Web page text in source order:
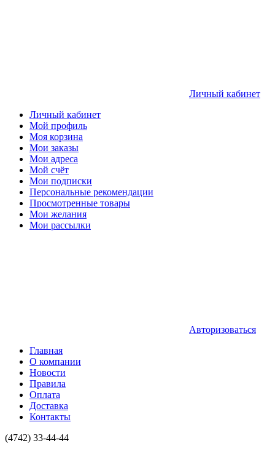
Личный кабинет
Личный кабинет
Мой профиль
Моя корзина
Мои заказы
Мои адреса
Мой счёт
Мои подписки
Персональные рекомендации
Просмотренные товары
Мои желания
Мои рассылки
Авторизоваться
Главная
О компании
Новости
Правила
Оплата
Доставка
Контакты
(4742) 33-44-44